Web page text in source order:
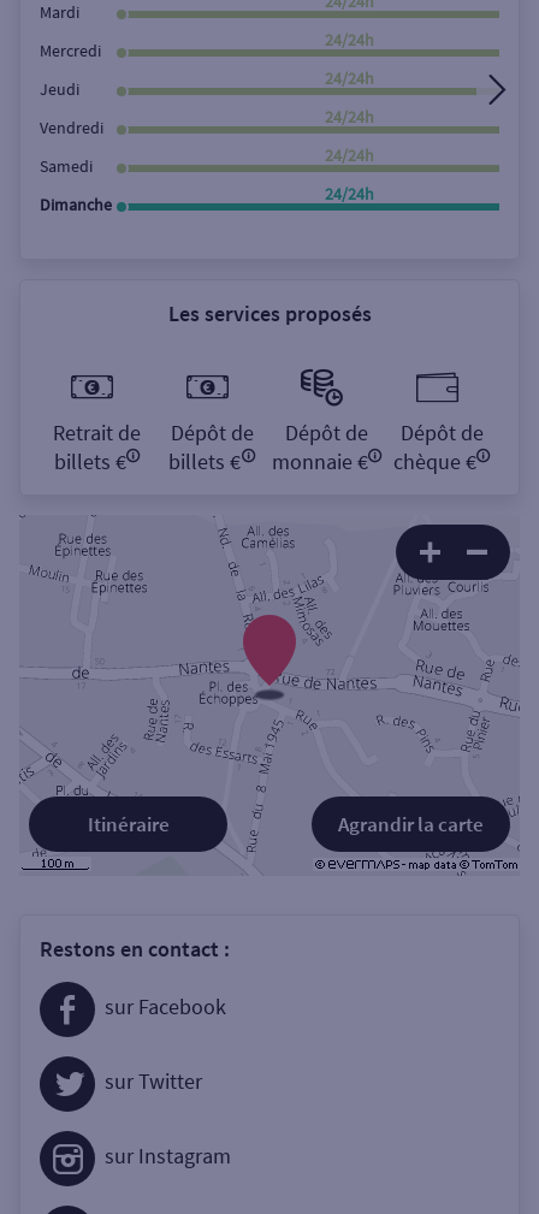
Mardi
Mercredi
24/24h
Jeudi
24/24h
Vendredi
24/24h
Samedi
24/24h
Dimanche
24/24h
Les services proposés
Retrait de
billets €
Dépôt de
billets €
Dépôt de
monnaie €
Dépôt de
chèque €
Agrandir la carte
Itinéraire
Restons en contact :
sur Facebook
sur Twitter
sur Instagram